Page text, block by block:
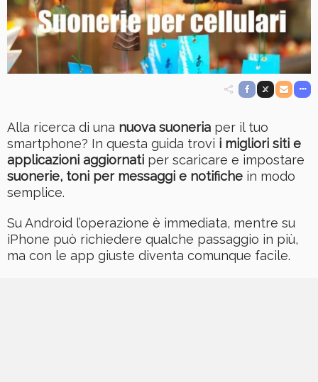
Alla ricerca di una nuova suoneria per il tuo
smartphone? In questa guida trovi i migliori siti e
applicazioni aggiornati per scaricare e impostare
suonerie, toni per messaggi e notifiche in modo
semplice.
Su Android l’operazione è immediata, mentre su
iPhone può richiedere qualche passaggio in più,
ma con le app giuste diventa comunque facile.